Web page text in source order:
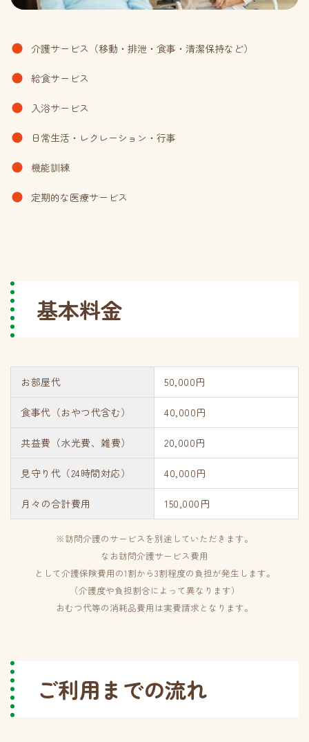
介護サービス（移動・排泄・食事・清潔保持など）
給食サービス
入浴サービス
日常生活・レクレーション・行事
機能訓練
定期的な医療サービス
基本料金
お部屋代 50,000円
食事代（おやつ代含む） 40,000円
共益費（水光費、雑費） 20,000円
見守り代（24時間対応） 40,000円
月々の合計費用 150,000円
※訪問介護のサービスを別途していただきます。
なお訪問介護サービス費用
として介護保険費用の1割から3割程度の負担が発生します。
（介護度や負担割合によって異なります）
おむつ代等の消耗品費用は実費請求となります。
ご利用までの流れ